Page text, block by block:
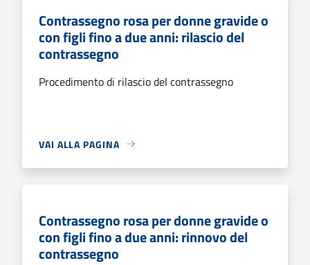
Contrassegno rosa per donne gravide o
con figli fino a due anni: rilascio del
contrassegno
Procedimento di rilascio del contrassegno
VAI ALLA PAGINA
Contrassegno rosa per donne gravide o
con figli fino a due anni: rinnovo del
contrassegno